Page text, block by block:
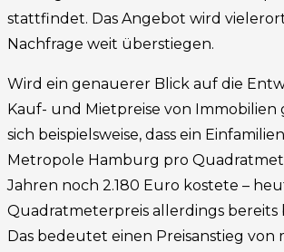
stattfindet. Das Angebot wird
Nachfrage weit überstiegen.
Wird ein genauerer Blick auf die
Kauf- und Mietpreise von Immobilien
sich beispielsweise, dass ein
Metropole Hamburg pro
Jahren noch 2.180 Euro kostete –
Quadratmeterpreis allerdings bereits
Das bedeutet einen Preisanstieg von